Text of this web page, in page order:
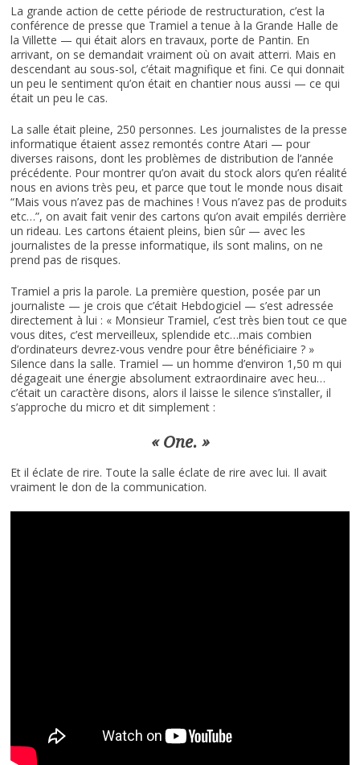
La grande action de cette période de restructuration, c’est la
conférence de presse que Tramiel a tenue à la Grande Halle de
la Villette — qui était alors en travaux, porte de Pantin. En
arrivant, on se demandait vraiment où on avait atterri. Mais en
descendant au sous-sol, c’était magnifique et fini. Ce qui donnait
un peu le sentiment qu’on était en chantier nous aussi — ce qui
était un peu le cas.
La salle était pleine, 250 personnes. Les journalistes de la presse
informatique étaient assez remontés contre Atari — pour
diverses raisons, dont les problèmes de distribution de l’année
précédente. Pour montrer qu’on avait du stock alors qu’en réalité
nous en avions très peu, et parce que tout le monde nous disait
“Mais vous n’avez pas de machines ! Vous n’avez pas de produits
etc…”, on avait fait venir des cartons qu’on avait empilés derrière
un rideau. Les cartons étaient pleins, bien sûr — avec les
journalistes de la presse informatique, ils sont malins, on ne
prend pas de risques.
Tramiel a pris la parole. La première question, posée par un
journaliste — je crois que c’était Hebdogiciel — s’est adressée
directement à lui : « Monsieur Tramiel, c’est très bien tout ce que
vous dites, c’est merveilleux, splendide etc…mais combien
d’ordinateurs devrez-vous vendre pour être bénéficiaire ? »
Silence dans la salle. Tramiel — un homme d’environ 1,50 m qui
dégageait une énergie absolument extraordinaire avec heu…
c’était un caractère disons, alors il laisse le silence s’installer, il
s’approche du micro et dit simplement :
« One. »
Et il éclate de rire. Toute la salle éclate de rire avec lui. Il avait
vraiment le don de la communication.